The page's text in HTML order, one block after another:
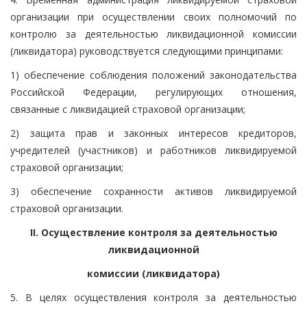
организации при осуществлении своих полномочий по
контролю за деятельностью ликвидационной комиссии
(ликвидатора) руководствуется следующими принципами:
1) обеспечение соблюдения положений законодательства
Российской Федерации, регулирующих отношения,
связанные с ликвидацией страховой организации;
2) защита прав и законных интересов кредиторов,
учредителей (участников) и работников ликвидируемой
страховой организации;
3) обеспечение сохранности активов ликвидируемой
страховой организации.
II. Осуществление контроля за деятельностью
ликвидационной
комиссии (ликвидатора)
5. В целях осуществления контроля за деятельностью